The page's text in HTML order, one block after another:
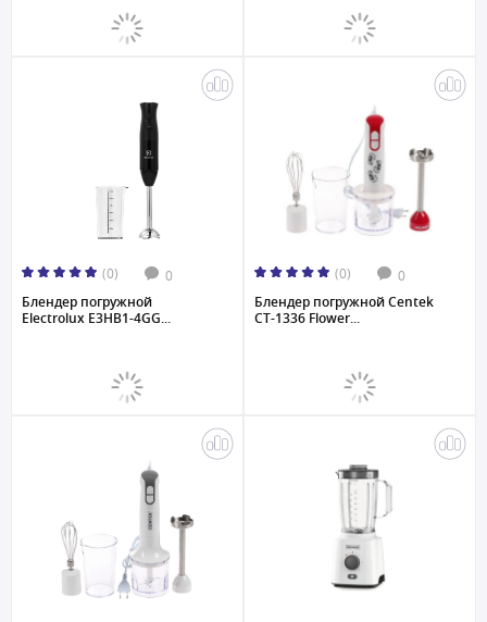
(0) 0
Блендер погружной
Electrolux E3HB1-4GG...
(0) 0
Блендер погружной Centek
CT-1336 Flower...